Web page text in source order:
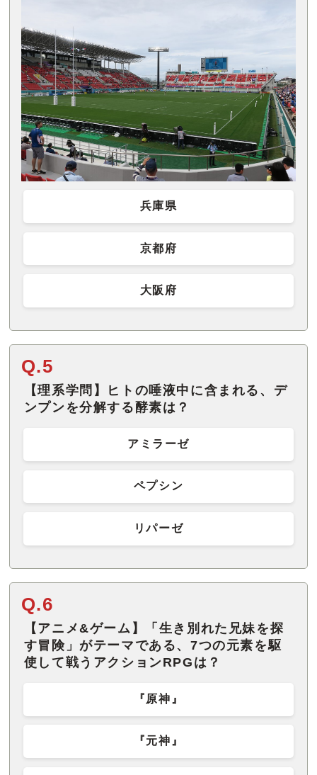
兵庫県
京都府
大阪府
Q.5
【理系学問】ヒトの唾液中に含まれる、デ
ンプンを分解する酵素は？
アミラーゼ
ペプシン
リパーゼ
Q.6
【アニメ&ゲーム】「生き別れた兄妹を探
す冒険」がテーマである、7つの元素を駆
使して戦うアクションRPGは？
『原神』
『元神』